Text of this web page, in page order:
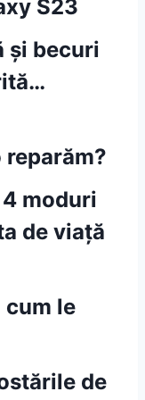
S23
și becuri
moduri
de viață
cum le
de